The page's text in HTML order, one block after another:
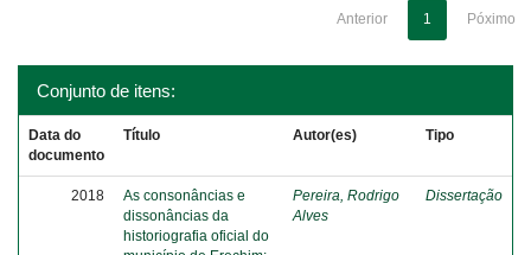
Anterior 1 Póximo
Conjunto de itens:
Data do
documento
Título Autor(es) Tipo
2018
As consonâncias e
dissonâncias da
historiografia oficial do
Pereira, Rodrigo
Alves
Dissertação